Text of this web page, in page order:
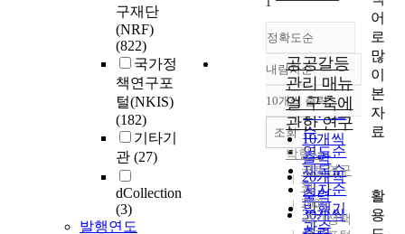
구재단
(NRF)
(822)
국가정
책연구포
털(NKIS)
(182)
기타기
관 (27)
dCollection
(3)
발행연도
정확도순
정확도
순
인기도
순
연도순
제목순
저자순
발행기
관순
내림차순
내림차순
10개씩 출력
10개씩
출력
20개씩
출력
30개씩
조회
공공갈등
관리 매뉴
얼 구축에
관한 연구
박형서
국토연구
원
2006
국가정책
어
로
많
이
본
자
료
활
용